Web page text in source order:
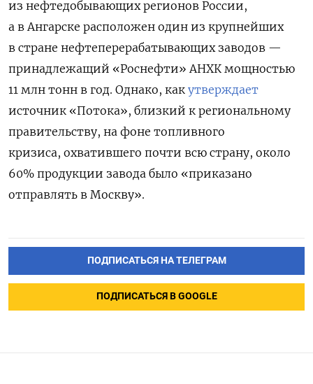
из нефтедобывающих регионов России,
а в Ангарске расположен один из крупнейших
в стране нефтеперерабатывающих заводов —
принадлежащий «Роснефти» АНХК мощностью
11 млн тонн в год. Однако, как утверждает
источник «Потока», близкий к региональному
правительству, на фоне топливного
кризиса, охватившего почти всю страну, около
60% продукции завода было «приказано
отправлять в Москву».
ПОДПИСАТЬСЯ НА ТЕЛЕГРАМ
ПОДПИСАТЬСЯ В GOOGLE